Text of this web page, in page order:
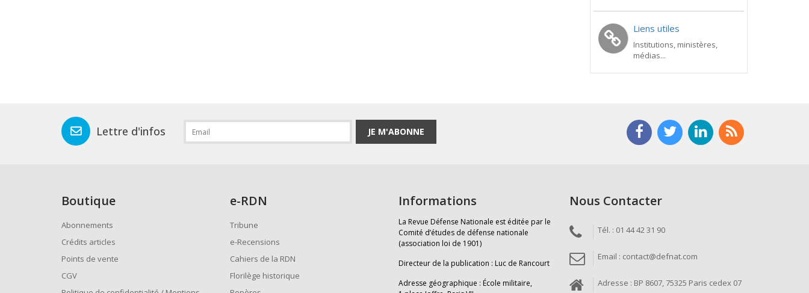
Liens utiles
Institutions, ministères,
médias...
Lettre d'infos JE M'ABONNE
Boutique
Abonnements
Crédits articles
Points de vente
CGV
e-RDN
Tribune
e-Recensions
Cahiers de la RDN
Florilège historique
Informations
La Revue Défense Nationale est éditée par le
Comité d’études de défense nationale
(association loi de 1901)
Directeur de la publication : Luc de Rancourt
Adresse géographique : École militaire,
Nous Contacter
Tél. : 01 44 42 31 90
Email : contact@defnat.com
Adresse : BP 8607, 75325 Paris cedex 07